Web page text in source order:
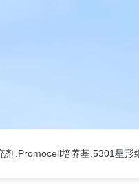
剂,Promocell培养基,5301星形